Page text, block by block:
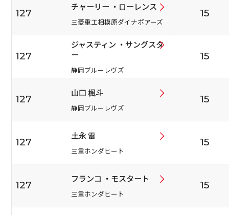
127
チャーリー ・ローレンス
三菱重工相模原ダイナボアーズ
15
127
ジャスティン ・サングスタ
ー
静岡ブルーレヴズ
15
127
山口 楓斗
静岡ブルーレヴズ
15
127
土永 雷
三重ホンダヒート
15
127
フランコ ・モスタート
三重ホンダヒート
15